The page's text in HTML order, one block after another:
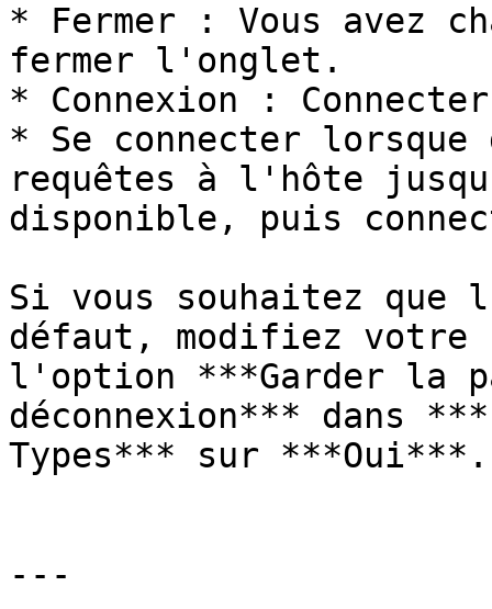
* Fermer : Vous avez
fermer l'onglet.
* Connexion :
* Se connecter
requêtes à l'hôte
disponible, puis
Si vous souhaitez
défaut, modifiez votre
l'option ***Garder la
déconnexion*** dans
Types*** sur ***Oui***.
---